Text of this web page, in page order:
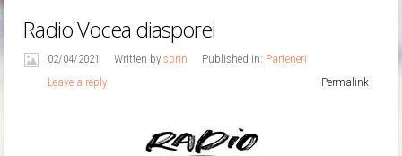
Radio Vocea diasporei
02/04/2021 Written by sorin Published in: Parteneri
Leave a reply
Permalink